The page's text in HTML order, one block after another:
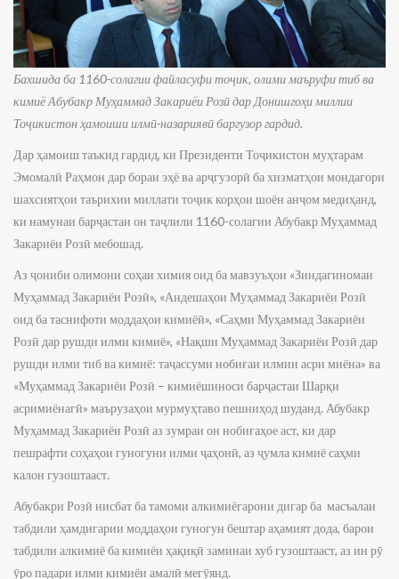
Бахшида ба 1160-солагии файласуфи тоҷик, олими маъруфи тиб ва
кимиё Абубакр Муҳаммад Закариёи Розӣ дар Донишгоҳи миллии
Тоҷикистон ҳамоиши илмӣ-назариявӣ баргузор гардид.
Дар ҳамоиш таъкид гардид, ки Президенти Тоҷикистон муҳтарам
Эмомалӣ Раҳмон дар бораи эҳё ва арҷгузорӣ ба хизматҳои мондагори
шахсиятҳои таърихии миллати тоҷик корҳои шоён анҷом медиҳанд,
ки намунаи барҷастаи он таҷлили 1160-солагии Абубакр Муҳаммад
Закариёи Розӣ мебошад.
Аз ҷониби олимони соҳаи химия оид ба мавзуъҳои «Зиндагиномаи
Муҳаммад Закариёи Розӣ», «Андешаҳои Муҳаммад Закариёи Розӣ
оид ба таснифоти моддаҳои кимиёӣ», «Саҳми Муҳаммад Закариёи
Розӣ дар рушди илми кимиё», «Нақши Муҳаммад Закариёи Розӣ дар
рушди илми тиб ва кимиё: таҷассуми нобиғаи илмии асри миёна» ва
«Муҳаммад Закариёи Розӣ – кимиёшиноси барҷастаи Шарқи
асримиёнагӣ» маърузаҳои мурмуҳтаво пешниҳод шуданд. Абубакр
Муҳаммад Закариёи Розӣ аз зумраи он нобиғаҳое аст, ки дар
пешрафти соҳаҳои гуногуни илми ҷаҳонӣ, аз ҷумла кимиё саҳми
калон гузоштааст.
Абубакри Розӣ нисбат ба тамоми алкимиёгарони дигар ба масъалаи
табдили ҳамдигарии моддаҳои гуногун бештар аҳамият дода, барои
табдили алкимиё ба кимиёи ҳақиқӣ заминаи хуб гузоштааст, аз ин рӯ
ӯро падари илми кимиёи амалӣ мегӯянд.